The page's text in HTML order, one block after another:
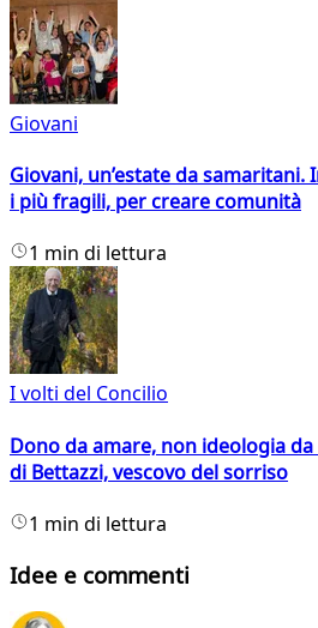
Giovani
Giovani, un’estate da samaritani.
i più fragili, per creare comunità
1 min di lettura
I volti del Concilio
Dono da amare, non ideologia
di Bettazzi, vescovo del sorriso
1 min di lettura
Idee e commenti